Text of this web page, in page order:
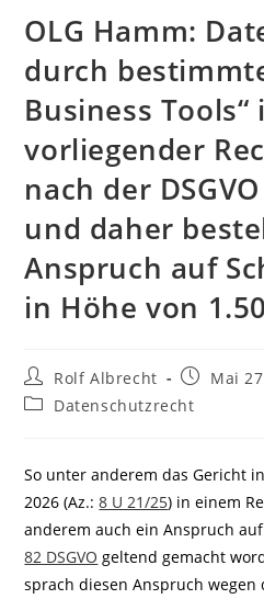
OLG Hamm:
durch
Business
vorliegender
nach der
und daher
Anspruch auf
in Höhe von
Beitrags-
Autor:
Rolf Albrecht
Beitrag
Mai
Beitrags-
Datenschutzrecht
So unter anderem das Gericht
2026 (Az.:8 U 21/25) in einem
anderem auch ein Anspruch
82 DSGVO geltend gemacht
sprach diesen Anspruch